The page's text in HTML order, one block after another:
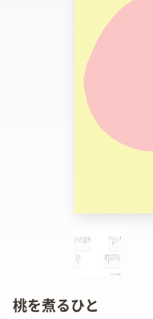
桃を煮るひと